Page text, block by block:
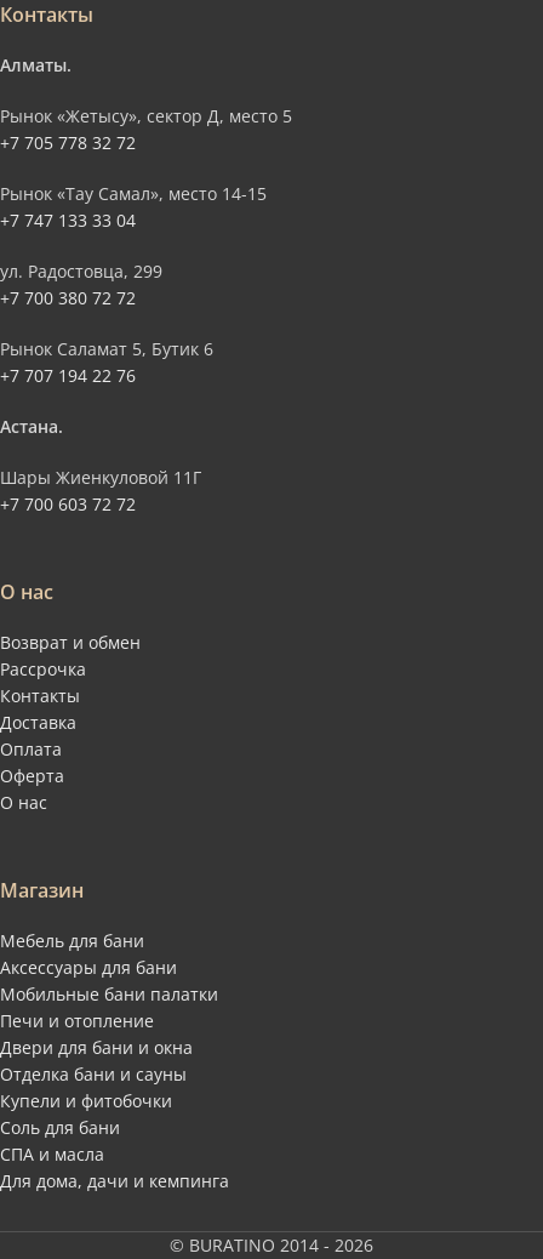
Контакты
Алматы.
Рынок «Жетысу», сектор Д, место 5
+7 705 778 32 72
Рынок «Тау Самал», место 14-15
+7 747 133 33 04
ул. Радостовца, 299
+7 700 380 72 72
Рынок Саламат 5, Бутик 6
+7 707 194 22 76
Астана.
Шары Жиенкуловой 11Г
+7 700 603 72 72
О нас
Возврат и обмен
Рассрочка
Контакты
Доставка
Оплата
Оферта
О нас
Магазин
Мебель для бани
Аксессуары для бани
Мобильные бани палатки
Печи и отопление
Двери для бани и окна
Отделка бани и сауны
Купели и фитобочки
Соль для бани
СПА и масла
Для дома, дачи и кемпинга
© BURATINO 2014 - 2026